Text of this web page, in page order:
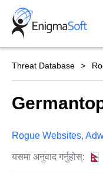
Skip
content
Threat Database
Rogue Websites,
यसमा अनुवाद गर्नुहोस्: